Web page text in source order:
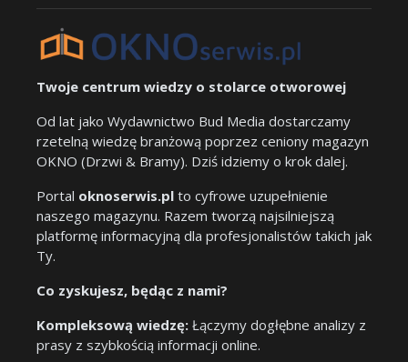
Twoje centrum wiedzy o stolarce otworowej
Od lat jako Wydawnictwo Bud Media dostarczamy
rzetelną wiedzę branżową poprzez ceniony magazyn
OKNO (Drzwi & Bramy). Dziś idziemy o krok dalej.
Portal oknoserwis.pl to cyfrowe uzupełnienie
naszego magazynu. Razem tworzą najsilniejszą
platformę informacyjną dla profesjonalistów takich jak
Ty.
Co zyskujesz, będąc z nami?
Kompleksową wiedzę: Łączymy dogłębne analizy z
prasy z szybkością informacji online.